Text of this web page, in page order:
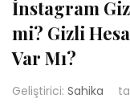
İnstagram
mi? Gizli
Var Mı?
Geliştirici: Sahika